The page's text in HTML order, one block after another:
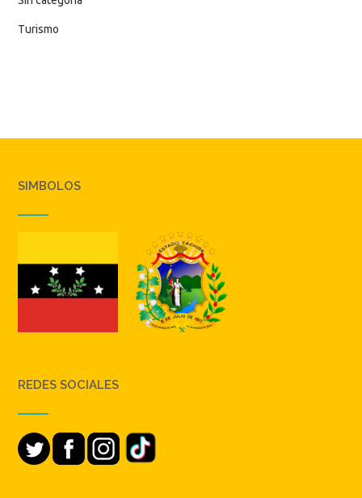
Turismo
SIMBOLOS
REDES SOCIALES